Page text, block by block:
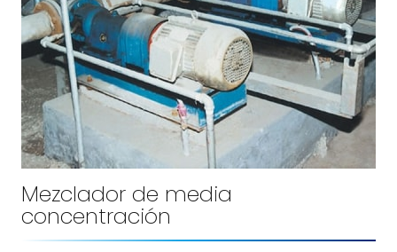
Mezclador de media
concentración